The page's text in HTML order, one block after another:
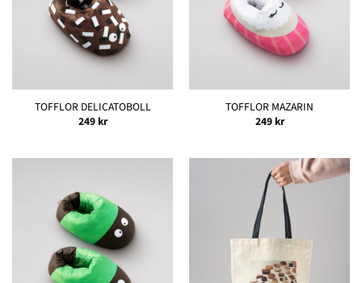
TOFFLOR DELICATOBOLL
249kr
TOFFLOR MAZARIN
249kr